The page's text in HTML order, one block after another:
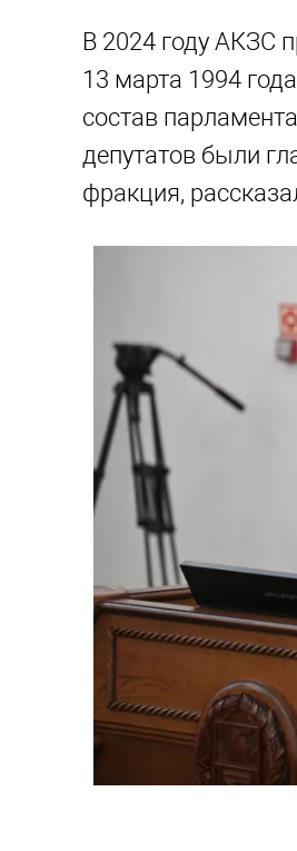
В 2024 году АКЗС
13 марта 1994
состав
депутатов были
фракция,